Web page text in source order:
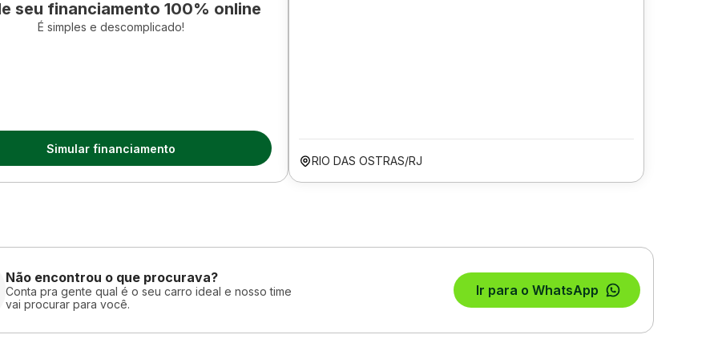
seu financiamento 100% online
É simples e descomplicado!
Simular financiamento
RIO DAS OSTRAS/RJ
Não encontrou o que procurava?
Conta pra gente qual é o seu carro ideal e nosso time
vai procurar para você.
Ir para o WhatsApp